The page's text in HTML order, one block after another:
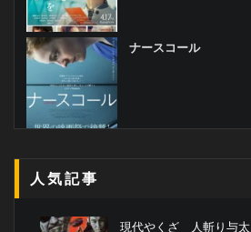
ナースコール
人気記事
現代やくざ 人斬り与太